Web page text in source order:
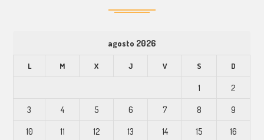
agosto 2026
L M X J V S D
1 2
3 4 5 6 7 8 9
10 11 12 13 14 15 16